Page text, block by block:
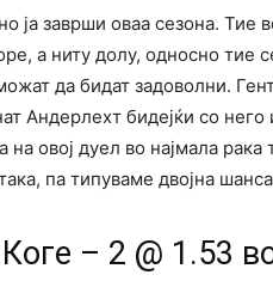
ја заврши оваа сезона.
а ниту долу, односно тие
да бидат задоволни.
Андерлехт бидејќи со
на овој дуел во најмала
па типуваме двојна
– 2 @ 1.53